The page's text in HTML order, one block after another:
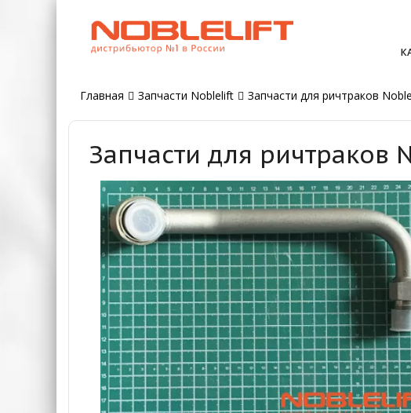
Главная Запчасти Noblelift Запчасти для ричтраков
Запчасти для ричтраков